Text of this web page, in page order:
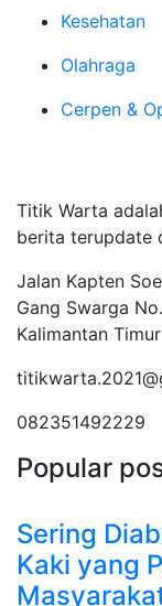
Kesehatan
Olahraga
Cerpen &
Titik Warta
berita terupdate
Jalan Kapten
Gang Swarga
Kalimantan Timur
082351492229
Popular
Sering
Kaki yang